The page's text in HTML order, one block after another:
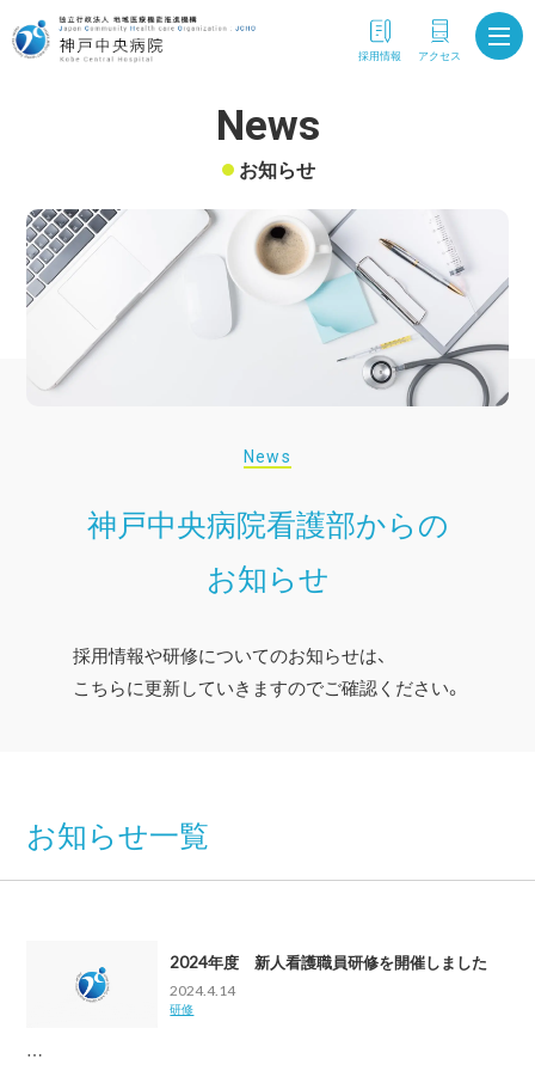
採用情報 アクセス
News
お知らせ
News
神戸中央病院看護部からの
お知らせ
採用情報や研修についてのお知らせは、
こちらに更新していきますのでご確認ください。
お知らせ一覧
2024年度 新人看護職員研修を開催しました
2024.4.14
研修
…